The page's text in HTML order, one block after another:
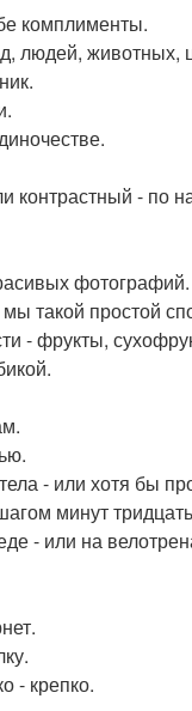
комплименты.
людей, животных,
контрастный - по
фотографий.
такой простой
- фрукты,
- или хотя бы
минут
- или на
- крепко.